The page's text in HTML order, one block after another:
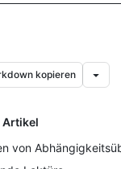
kopieren
Artikel
von